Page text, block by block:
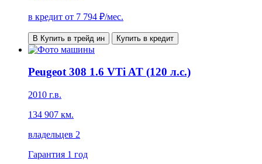
в кредит от 7 794 ₽/мес.
В Купить в трейд ин Купить в кредит
Peugeot 308 1.6 VTi AT (120 л.с.)
2010 г.в.
134 907 км.
владельцев 2
Гарантия 1 год